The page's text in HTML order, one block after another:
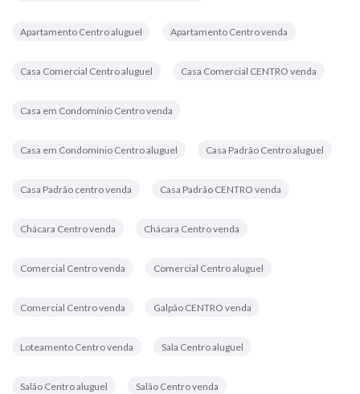
Apartamento Centro aluguel Apartamento Centro venda
Casa Comercial Centro aluguel Casa Comercial CENTRO venda
Casa em Condomínio Centro venda
Casa em Condomínio Centro aluguel Casa Padrão Centro aluguel
Casa Padrão centro venda Casa Padrão CENTRO venda
Chácara Centro venda Chácara Centro venda
Comercial Centro venda Comercial Centro aluguel
Comercial Centro venda Galpão CENTRO venda
Loteamento Centro venda Sala Centro aluguel
Salão Centro aluguel Salão Centro venda